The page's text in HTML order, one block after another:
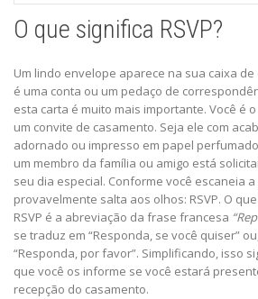
O que significa RSVP?
Um lindo envelope aparece na sua caixa
é uma conta ou um pedaço de
esta carta é muito mais importante. Você é
um convite de casamento. Seja ele com
adornado ou impresso em papel
um membro da família ou amigo está
seu dia especial. Conforme você escaneia
provavelmente salta aos olhos: RSVP. O
RSVP é a abreviação da frase francesa
se traduz em “Responda, se você quiser”
“Responda, por favor”. Simplificando, isso
que você os informe se você estará
recepção do casamento.